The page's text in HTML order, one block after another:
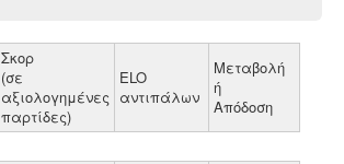
Σκορ
(σε
αξιολογημένες
παρτίδες)
ELO
αντιπάλων
Μεταβολή
ή
Απόδοση